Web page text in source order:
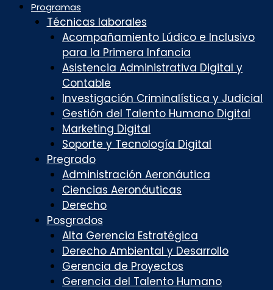
Programas
Técnicas laborales
Acompañamiento Lúdico e Inclusivo
para la Primera Infancia
Asistencia Administrativa Digital y
Contable
Investigación Criminalística y Judicial
Gestión del Talento Humano Digital
Marketing Digital
Soporte y Tecnología Digital
Pregrado
Administración Aeronáutica
Ciencias Aeronáuticas
Derecho
Posgrados
Alta Gerencia Estratégica
Derecho Ambiental y Desarrollo
Gerencia de Proyectos
Gerencia del Talento Humano